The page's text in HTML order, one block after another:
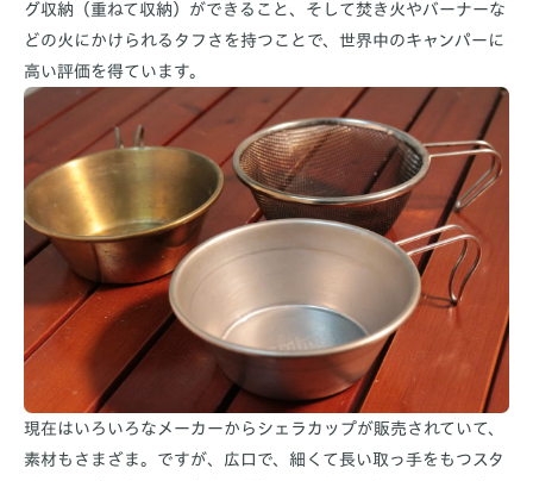
グ収納（重ねて収納）ができること、そして焚き火やバーナーな
どの火にかけられるタフさを持つことで、世界中のキャンパーに
高い評価を得ています。
現在はいろいろなメーカーからシェラカップが販売されていて、
素材もさまざま。ですが、広口で、細くて長い取っ手をもつスタ